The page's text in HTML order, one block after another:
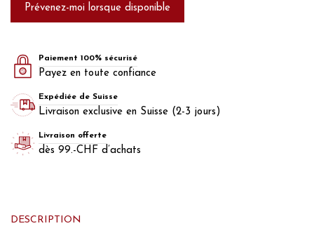
Paiement 100% sécurisé
Payez en toute confiance
Expédiée de Suisse
Livraison exclusive en Suisse (2-3 jours)
Livraison offerte
dès 99.-CHF d’achats
DESCRIPTION